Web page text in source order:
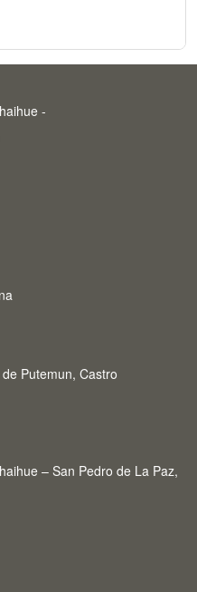
-
Putemun, Castro
– San Pedro de La Paz,